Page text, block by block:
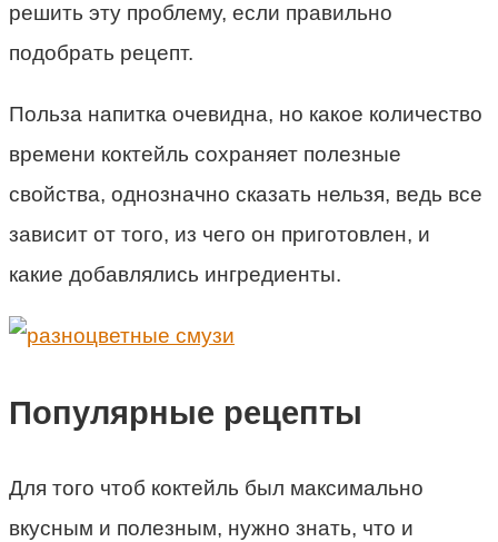
решить эту проблему, если правильно
подобрать рецепт.
Польза напитка очевидна, но какое количество
времени коктейль сохраняет полезные
свойства, однозначно сказать нельзя, ведь все
зависит от того, из чего он приготовлен, и
какие добавлялись ингредиенты.
Популярные рецепты
Для того чтоб коктейль был максимально
вкусным и полезным, нужно знать, что и